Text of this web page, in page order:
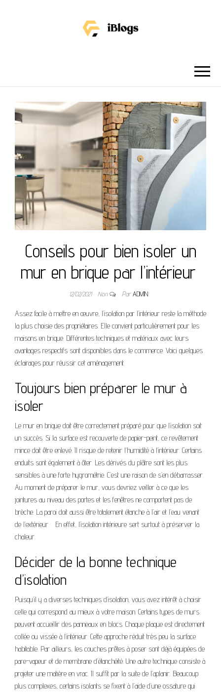
Conseils pour bien isoler un
mur en brique par l’intérieur
12/02/2021 Non ParADMIN
Assez facile à mettre en œuvre, l’isolation par l’intérieur reste la méthode
la plus choisie des propriétaires. Elle convient particulièrement pour les
maisons en brique. Différentes techniques et matériaux avec leurs
avantages respectifs sont disponibles dans le commerce. Voici quelques
éclairages pour réussir cet aménagement.
Toujours bien préparer le mur à
isoler
Le mur en brique doit être correctement préparé pour que l’isolation soit
un succès. Si la surface est recouverte de papier-peint, ce revêtement
mince doit être enlevé. Il risque de retenir l’humidité à l’intérieur. Certains
enduits sont également à ôter. Les dérivés du plâtre sont les plus
sensibles à une forte hygrométrie. C’est une raison de s’en débarrasser.
Au moment de préparer le mur, vous devriez veiller à ce que les
jointures au niveau des portes et les fenêtres ne comportent pas de
brèche. La paroi doit aussi être totalement étanche à l’air et l’eau venant
de l’extérieur. En effet, l’isolation intérieure sert surtout à préserver la
chaleur.
Décider de la bonne technique
d’isolation
Puisqu’il y a diverses techniques d’isolation, vous avez intérêt à choisir
celle qui correspond au mieux à votre maison. Certains types de murs
peuvent accueillir des panneaux en blocs. Chaque plaque est directement
collée ou vissée à l’intérieur. Cette approche réduit très peu la surface
habitable. Par ailleurs, les couches prêtes à poser sont déjà équipées de
pare-vapeur et de membrane d’étanchéité. Une autre technique consiste à
projeter une matière en vrac. Il suffit par la suite de l’aplanir. Beaucoup
plus complexes, certains isolants se fixent à l’aide d’une ossature qui